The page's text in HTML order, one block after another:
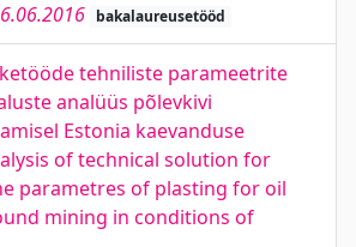
bakalaureusetööd
tehniliste parameetrite
analüüs põlevkivi
Estonia kaevanduse
of technical solution for
parametres of plasting for oil
mining in conditions of